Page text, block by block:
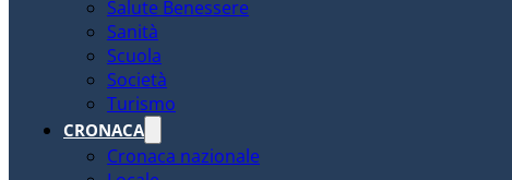
Salute Benessere
Sanità
Scuola
Società
Turismo
CRONACA
Cronaca nazionale